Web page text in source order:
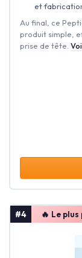
et
Au final, ce
produit simple,
prise de tête.
#4 🔥 Le